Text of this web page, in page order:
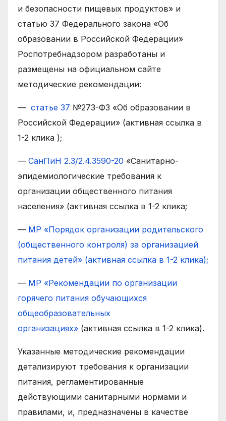
и безопасности пищевых продуктов» и
статью 37 Федерального закона «Об
образовании в Российской Федерации»
Роспотребнадзором разработаны и
размещены на официальном сайте
методические рекомендации:
— статье 37 №273-ФЗ «Об образовании в
Российской Федерации» (активная ссылка в
1-2 клика );
— СанПиН 2.3/2.4.3590-20 «Санитарно-
эпидемиологические требования к
организации общественного питания
населения» (активная ссылка в 1-2 клика;
— МР «Порядок организации родительского
(общественного контроля) за организацией
питания детей» (активная ссылка в 1-2 клика);
— МР «Рекомендации по организации
горячего питания обучающихся
общеобразовательных
организациях» (активная ссылка в 1-2 клика).
Указанные методические рекомендации
детализируют требования к организации
питания, регламентированные
действующими санитарными нормами и
правилами, и, предназначены в качестве